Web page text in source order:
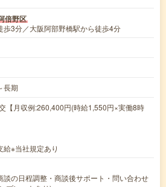
倍野区
歩3分／大阪阿部野橋駅から徒歩4分
長期
【月収例:260,400円(時給1,550円×実働8時
※当社規定あり
談の日程調整・商談後サポート・問い合わせ